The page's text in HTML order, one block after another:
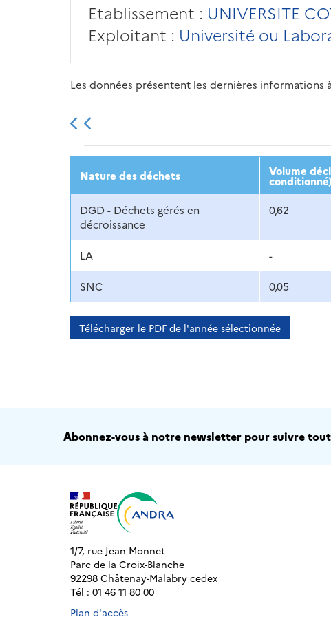
Etablissement : UNIVERSITE
Exploitant : Université ou
Les données présentent les dernières informations
2013 2014 2015
Nature des déchets Volume
conditionné)
DGD - Déchets gérés en
décroissance
0,62
LA -
SNC 0,05
Télécharger le PDF de l'année sélectionnée
Abonnez-vous à notre newsletter pour suivre
1/7, rue Jean Monnet
Parc de la Croix-Blanche
92298 Châtenay-Malabry cedex
Tél : 01 46 11 80 00
Plan d'accès